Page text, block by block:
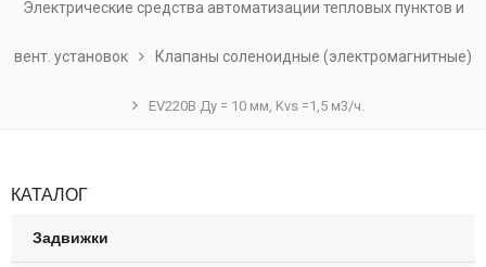
Электрические средства автоматизации тепловых пунктов и
вент. установок Клапаны соленоидные (электромагнитные)
EV220B Ду = 10 мм, Kvs =1,5 м3/ч.
КАТАЛОГ
Задвижки